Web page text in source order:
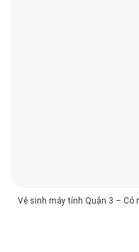
Vệ sinh máy tính Quận 3 – Có